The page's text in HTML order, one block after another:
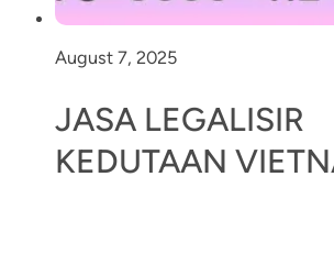
August 7, 2025
JASA LEGALISIR
KEDUTAAN